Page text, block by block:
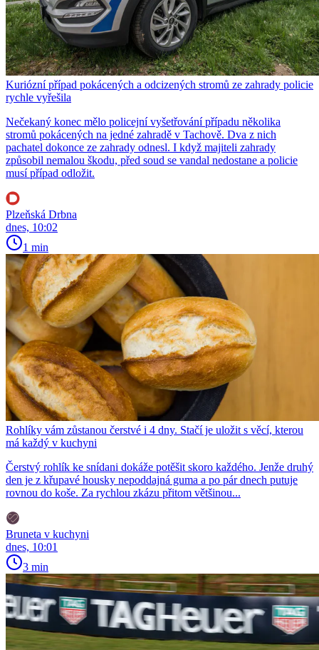
Kuriózní případ pokácených a odcizených stromů ze zahrady policie
rychle vyřešila
Nečekaný konec mělo policejní vyšetřování případu několika
stromů pokácených na jedné zahradě v Tachově. Dva z nich
pachatel dokonce ze zahrady odnesl. I když majiteli zahrady
způsobil nemalou škodu, před soud se vandal nedostane a policie
musí případ odložit.
Plzeňská Drbna
dnes, 10:02
1 min
Rohlíky vám zůstanou čerstvé i 4 dny. Stačí je uložit s věcí, kterou
má každý v kuchyni
Čerstvý rohlík ke snídani dokáže potěšit skoro každého. Jenže druhý
den je z křupavé housky nepoddajná guma a po pár dnech putuje
rovnou do koše. Za rychlou zkázu přitom většinou...
Bruneta v kuchyni
dnes, 10:01
3 min